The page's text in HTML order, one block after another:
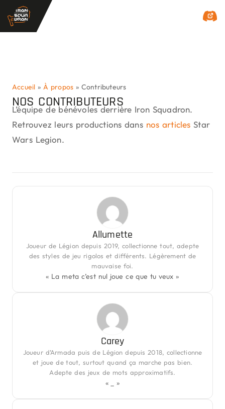
Accueil »À propos » Contributeurs
NOS CONTRIBUTEURS
L’équipe de bénévoles derrière Iron Squadron.
Retrouvez leurs productions dans nos articles Star
Wars Legion.
Allumette
Joueur de Légion depuis 2019, collectionne tout, adepte
des styles de jeu rigolos et différents. Légèrement de
mauvaise foi.
« La meta c’est nul joue ce que tu veux »
Carey
Joueur d’Armada puis de Légion depuis 2018, collectionne
et joue de tout, surtout quand ça marche pas bien.
Adepte des jeux de mots approximatifs.
« _ »